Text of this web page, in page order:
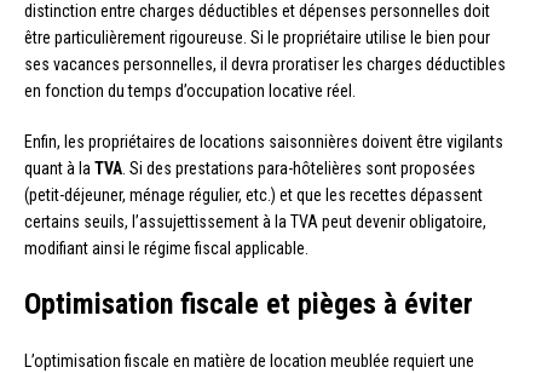
distinction entre charges déductibles et dépenses personnelles doit
être particulièrement rigoureuse. Si le propriétaire utilise le bien pour
ses vacances personnelles, il devra proratiser les charges déductibles
en fonction du temps d’occupation locative réel.
Enfin, les propriétaires de locations saisonnières doivent être vigilants
quant à la TVA . Si des prestations para-hôtelières sont proposées
(petit-déjeuner, ménage régulier, etc.) et que les recettes dépassent
certains seuils, l’assujettissement à la TVA peut devenir obligatoire,
modifiant ainsi le régime fiscal applicable.
Optimisation fiscale et pièges à éviter
L’optimisation fiscale en matière de location meublée requiert une